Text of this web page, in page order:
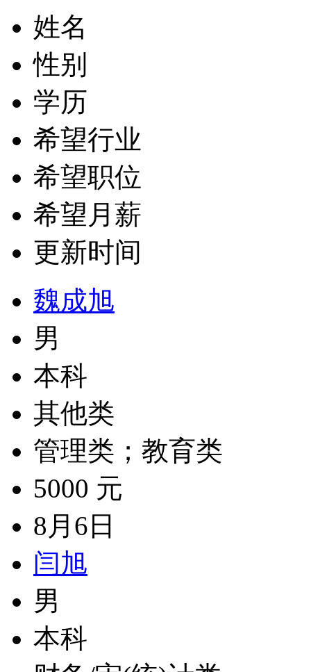
姓名
性别
学历
希望行业
希望职位
希望月薪
更新时间
魏成旭
男
本科
其他类
管理类；教育类
5000 元
8月6日
闫旭
男
本科